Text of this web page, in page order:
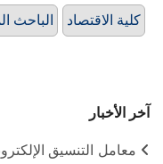
الباحث كلية الاقتصاد
آخر الأخبار